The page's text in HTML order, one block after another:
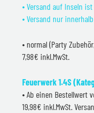
• Versand auf Inseln
• Versand nur
• normal (Party
7,98€ inkl.MwSt.
Feuerwerk 1.4S
• Ab einen Bestellwert
19,98€ inkl.MwSt.